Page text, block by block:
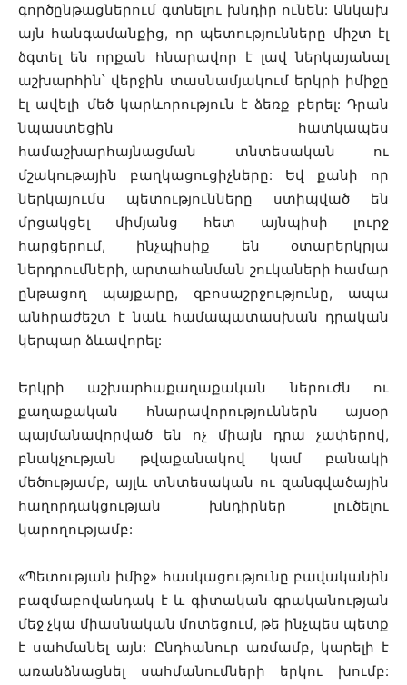
գործընթացներում գտնելու խնդիր ունեն: Անկախ
այն հանգամանքից, որ պետությունները միշտ էլ
ձգտել են որքան հնարավոր է լավ ներկայանալ
աշխարհին՝ վերջին տասնամյակում երկրի իմիջը
էլ ավելի մեծ կարևորություն է ձեռք բերել: Դրան
նպաստեցին հատկապես
համաշխարհայնացման տնտեսական ու
մշակութային բաղկացուցիչները: Եվ քանի որ
ներկայումս պետությունները ստիպված են
մրցակցել միմյանց հետ այնպիսի լուրջ
հարցերում, ինչպիսիք են օտարերկրյա
ներդրումների, արտահանման շուկաների համար
ընթացող պայքարը, զբոսաշրջությունը, ապա
անհրաժեշտ է նաև համապատասխան դրական
կերպար ձևավորել:
Երկրի աշխարհաքաղաքական ներուժն ու
քաղաքական հնարավորություններն այսօր
պայմանավորված են ոչ միայն դրա չափերով,
բնակչության թվաքանակով կամ բանակի
մեծությամբ, այլև տնտեսական ու զանգվածային
հաղորդակցության խնդիրներ լուծելու
կարողությամբ:
«Պետության իմիջ» հասկացությունը բավականին
բազմաբովանդակ է և գիտական գրականության
մեջ չկա միասնական մոտեցում, թե ինչպես պետք
է սահմանել այն: Ընդհանուր առմամբ, կարելի է
առանձնացնել սահմանումների երկու խումբ: